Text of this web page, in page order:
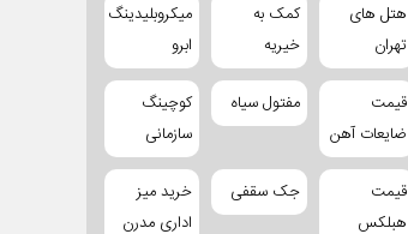
هتل های
تهران
کمک به
خیریه
میکروبلیدینگ
ابرو
قیمت
ضایعات آهن
مفتول سیاه
کوچینگ
سازمانی
قیمت
هبلکس
جک سقفی
خرید میز
اداری مدرن